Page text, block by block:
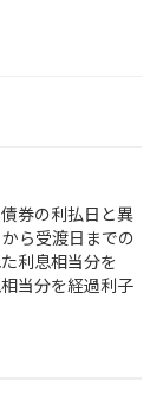
券の利払日と異
ら受渡日までの
利息相当分を
当分を経過利子